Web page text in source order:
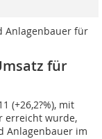
Anlagenbauer für
für
(+26,2?%), mit
erreicht wurde,
Anlagenbauer im